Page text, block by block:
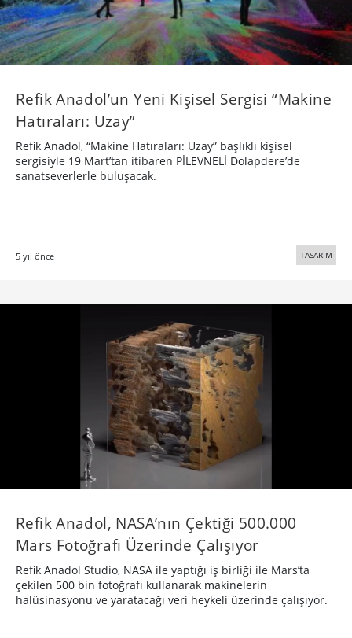
Refik Anadol’un Yeni Kişisel Sergisi “Makine
Hatıraları: Uzay”
Refik Anadol, “Makine Hatıraları: Uzay” başlıklı kişisel
sergisiyle 19 Mart’tan itibaren PİLEVNELİ Dolapdere’de
sanatseverlerle buluşacak.
5 yıl önce TASARIM
Refik Anadol, NASA’nın Çektiği 500.000
Mars Fotoğrafı Üzerinde Çalışıyor
Refik Anadol Studio, NASA ile yaptığı iş birliği ile Mars’ta
çekilen 500 bin fotoğrafı kullanarak makinelerin
halüsinasyonu ve yaratacağı veri heykeli üzerinde çalışıyor.